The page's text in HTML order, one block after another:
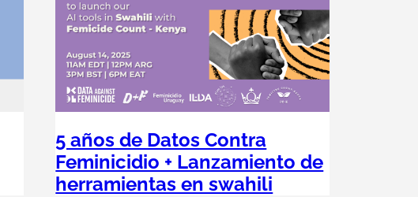
5 años de Datos Contra
Feminicidio + Lanzamiento de
herramientas en swahili